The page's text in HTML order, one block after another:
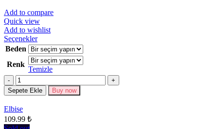
Add to compare
Quick view
Add to wishlist
SeçeneklerBu
ürünün
birden
fazla
varyasyonu
Seçenekler
Beden
Renk
Temizle
Miktar
Sepete Ekle Buy now
Elbise
109.99 ₺